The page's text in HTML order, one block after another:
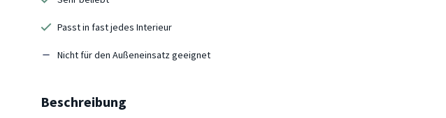
Passt in fast jedes Interieur
Nicht für den Außeneinsatz geeignet
Beschreibung